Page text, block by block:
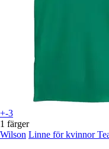
+-3
1 färger
Wilson Linne för kvinnor